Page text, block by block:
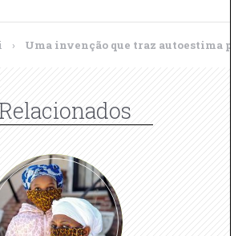
› Uma invenção que traz autoestima